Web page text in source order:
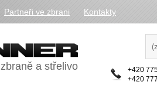
Partneři ve zbrani Kontakty
zbraně a střelivo
+420
+420